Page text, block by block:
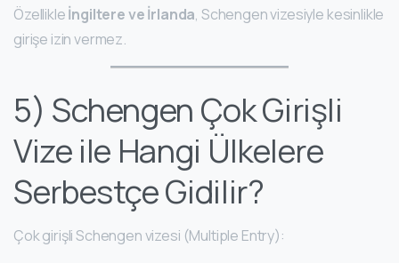
Özellikleİngiltere ve İrlanda, Schengen vizesiyle kesinlikle
girişe izin vermez.
5) Schengen Çok Girişli
Vize ile Hangi Ülkelere
Serbestçe Gidilir?
Çok girişli Schengen vizesi (Multiple Entry):